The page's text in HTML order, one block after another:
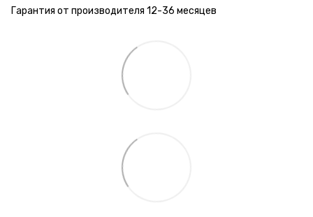
Гарантия от производителя 12-36 месяцев